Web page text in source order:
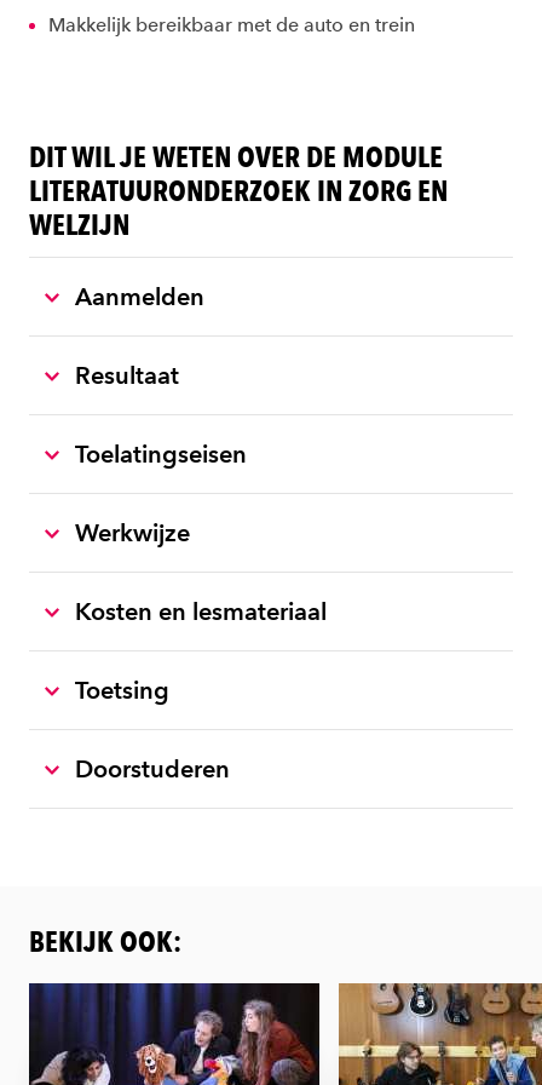
Makkelijk bereikbaar met de auto en trein
DIT WIL JE WETEN OVER DE MODULE
LITERATUURONDERZOEK IN ZORG EN
WELZIJN
Aanmelden
Resultaat
Toelatingseisen
Werkwijze
Kosten en lesmateriaal
Toetsing
Doorstuderen
BEKIJK OOK: